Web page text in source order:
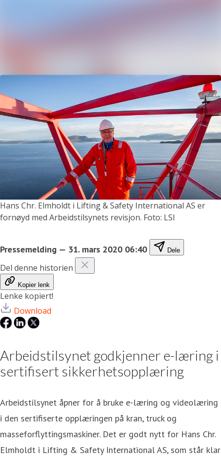
Hans Chr. Elmholdt i Lifting & Safety International AS er
fornøyd med Arbeidstilsynets revisjon. Foto: LSI
Pressemelding — 31. mars 2020 06:40 Dele
Del denne historien
Kopier lenk
Lenke kopiert!
Download
Arbeidstilsynet godkjenner e-læring i
sertifisert sikkerhetsopplæring
Arbeidstilsynet åpner for å bruke e-læring og videolæring
i den sertifiserte opplæringen på kran, truck og
masseforflyttingsmaskiner. Det er godt nytt for Hans Chr.
Elmholdt i Lifting & Safety International AS, som står klar